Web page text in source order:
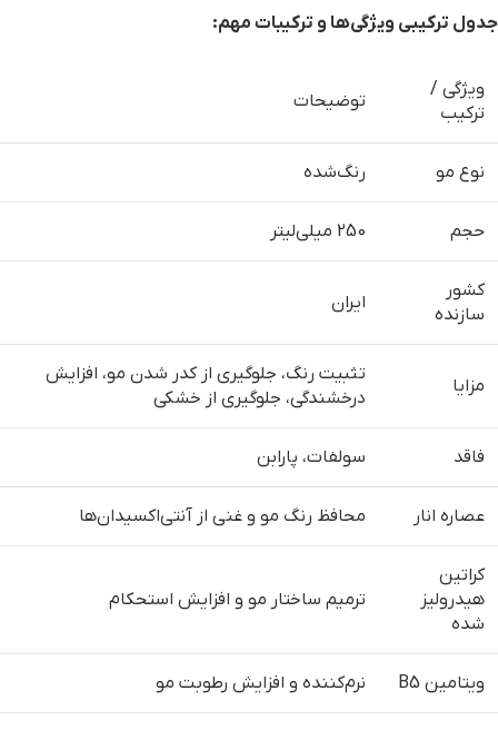
جدول ترکیبی ویژگی‌ها و ترکیبات مهم:
ویژگی /
ترکیب
توضیحات
نوع مو رنگ‌شده
حجم 250 میلی‌لیتر
کشور
سازنده
ایران
مزایا
تثبیت رنگ، جلوگیری از کدر شدن مو، افزایش
درخشندگی، جلوگیری از خشکی
فاقد سولفات، پارابن
عصاره انار محافظ رنگ مو و غنی از آنتی‌اکسیدان‌ها
کراتین
هیدرولیز
شده
ترمیم ساختار مو و افزایش استحکام
ویتامین B5 نرم‌کننده و افزایش رطوبت مو